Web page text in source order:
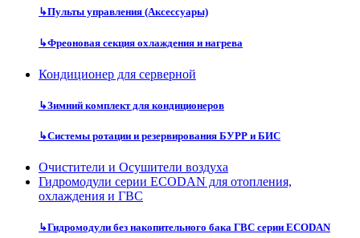
↳Пульты управления (Аксессуары)
↳Фреоновая секция охлаждения и нагрева
Кондиционер для серверной
↳Зимний комплект для кондиционеров
↳Системы ротации и резервирования БУРР и БИС
Очистители и Осушители воздуха
Гидромодули серии ECODAN для отопления,
охлаждения и ГВС
↳Гидромодули без накопительного бака ГВС серии ECODAN